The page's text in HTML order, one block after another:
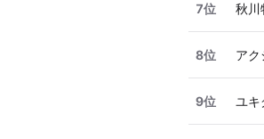
7位 秋川
8位 アク
9位 ユキ